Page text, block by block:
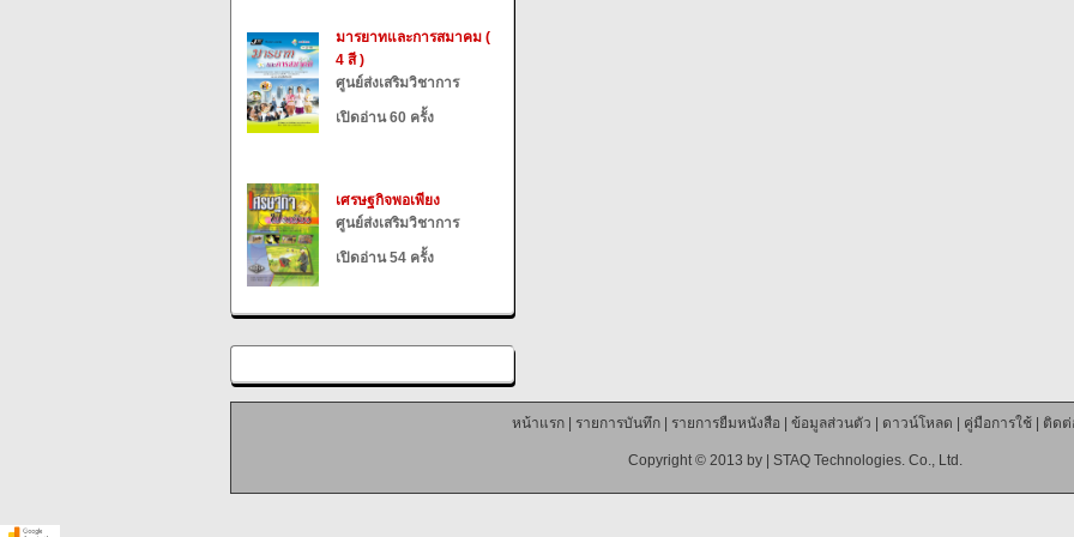
มารยาทและการสมาคม (
4 สี )
ศูนย์ส่งเสริมวิชาการ
เปิดอ่าน 60 ครั้ง
เศรษฐกิจพอเพียง
ศูนย์ส่งเสริมวิชาการ
เปิดอ่าน 54 ครั้ง
หน้าแรก| รายการบันทึก| รายการยืมหนังสือ ข้อมูลส่วนตัว ดาวน์โหลด คู่มือการใช้| ติดต่
Copyright © 2013 by | STAQ Technologies. Co., Ltd.